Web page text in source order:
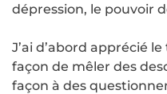
dépression, le pouvoir
J’ai d’abord apprécié
façon de mêler des
façon à des